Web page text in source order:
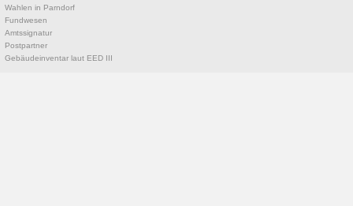
Wahlen in Parndorf
Fundwesen
Amtssignatur
Postpartner
Gebäudeinventar laut EED III